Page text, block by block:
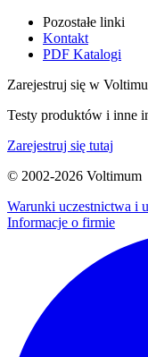
Pozostałe linki
Kontakt
PDF Katalogi
Zarejestruj się w
Testy produktów i inne
Zarejestruj się tutaj
© 2002-2026 Voltimum
Warunki uczestnictwa i
Informacje o firmie